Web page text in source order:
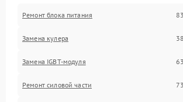
Ремонт блока питания
Замена кулера
Замена IGBT-модуля
Ремонт силовой части